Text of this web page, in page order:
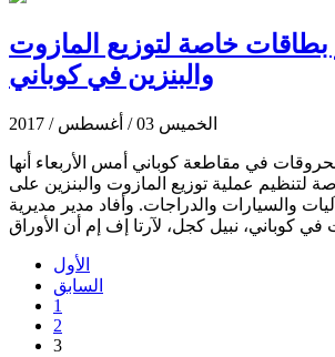
بطاقات خاصة لتوزيع المازوت
والبنزين في كوباني
الخميس 03 / أغسطس / 2017
في مقاطعة كوباني أمس الأربعاء أنها
لتنظيم عملية توزيع المازوت والبنزين على
والسيارات والدراجات. وأفاد مدير مديرية
الأول
السابق
1
2
3